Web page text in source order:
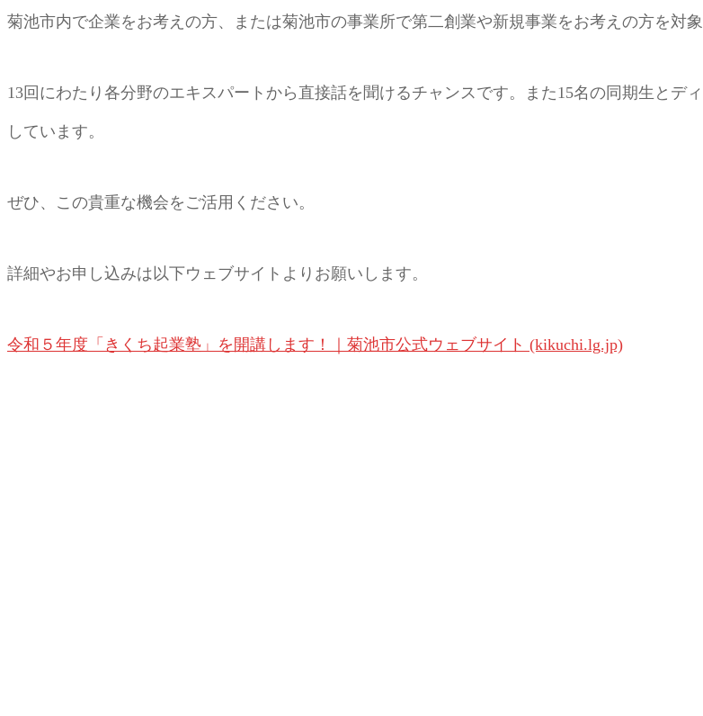
菊池市内で企業をお考えの方、または菊池市の事業所で第二創業や新規事業をお考えの方を対
13回にわたり各分野のエキスパートから直接話を聞けるチャンスです。また15名の同期生とデ
しています。
ぜひ、この貴重な機会をご活用ください。
詳細やお申し込みは以下ウェブサイトよりお願いします。
令和５年度「きくち起業塾」を開講します！｜菊池市公式ウェブサイト (kikuchi.lg.jp)